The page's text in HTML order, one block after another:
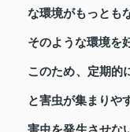
な環境がもっとも
そのような環境を
このため、定期的
と害虫が集まりや